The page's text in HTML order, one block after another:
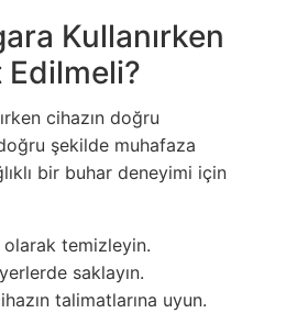
Kullanırken
Edilmeli?
cihazın doğru
şekilde muhafaza
bir buhar deneyimi için
olarak temizleyin.
saklayın.
talimatlarına uyun.